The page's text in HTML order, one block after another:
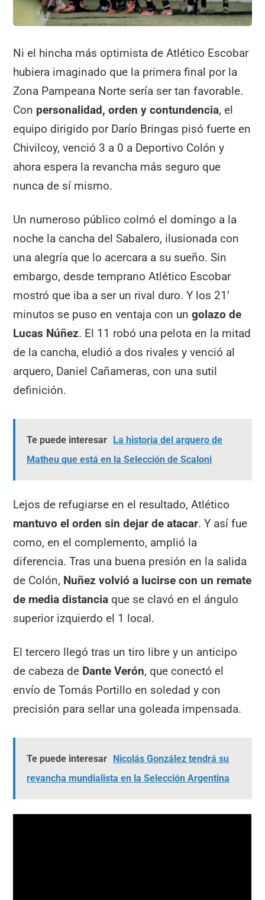
Ni el hincha más optimista de Atlético Escobar
hubiera imaginado que la primera final por la
Zona Pampeana Norte sería ser tan favorable.
Con personalidad, orden y contundencia, el
equipo dirigido por Darío Bringas pisó fuerte en
Chivilcoy, venció 3 a 0 a Deportivo Colón y
ahora espera la revancha más seguro que
nunca de sí mismo.
Un numeroso público colmó el domingo a la
noche la cancha del Sabalero, ilusionada con
una alegría que lo acercara a su sueño. Sin
embargo, desde temprano Atlético Escobar
mostró que iba a ser un rival duro. Y los 21’
minutos se puso en ventaja con ungolazo de
Lucas Núñez. El 11 robó una pelota en la mitad
de la cancha, eludió a dos rivales y venció al
arquero, Daniel Cañameras, con una sutil
definición.
Te puede interesar
La historia del arquero de
Matheu que está en la Selección de Scaloni
Lejos de refugiarse en el resultado, Atlético
mantuvo el orden sin dejar de atacar. Y así fue
como, en el complemento, amplió la
diferencia. Tras una buena presión en la salida
de Colón, Nuñez volvió a lucirse con un remate
de media distancia que se clavó en el ángulo
superior izquierdo el 1 local.
El tercero llegó tras un tiro libre y un anticipo
de cabeza de Dante Verón, que conectó el
envío de Tomás Portillo en soledad y con
precisión para sellar una goleada impensada.
Te puede interesar
Nicolás González tendrá su
revancha mundialista en la Selección Argentina